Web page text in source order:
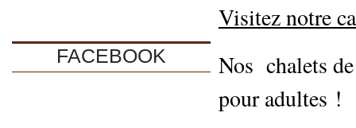
FACEBOOK
Visitez notre
Nos chalets
pour adultes !